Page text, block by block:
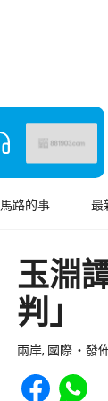
馬路的事 最
玉淵
判」
兩岸, 國際 發
Share toShare